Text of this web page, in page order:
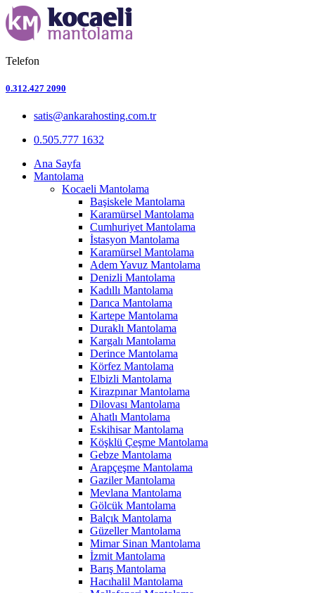
Telefon
0.312.427 2090
satis@ankarahosting.com.tr
0.505.777 1632
Ana Sayfa
Mantolama
Kocaeli Mantolama
Başiskele Mantolama
Karamürsel Mantolama
Cumhuriyet Mantolama
İstasyon Mantolama
Karamürsel Mantolama
Adem Yavuz Mantolama
Denizli Mantolama
Kadıllı Mantolama
Darıca Mantolama
Kartepe Mantolama
Duraklı Mantolama
Kargalı Mantolama
Derince Mantolama
Körfez Mantolama
Elbizli Mantolama
Kirazpınar Mantolama
Dilovası Mantolama
Ahatlı Mantolama
Eskihisar Mantolama
Köşklü Çeşme Mantolama
Gebze Mantolama
Arapçeşme Mantolama
Gaziler Mantolama
Mevlana Mantolama
Gölcük Mantolama
Balçık Mantolama
Güzeller Mantolama
Mimar Sinan Mantolama
İzmit Mantolama
Barış Mantolama
Hacıhalil Mantolama